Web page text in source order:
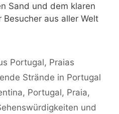
Sand und dem klaren
aus aller Welt
Portugal, Praias
Strände in Portugal
, Portugal, Praia,
und